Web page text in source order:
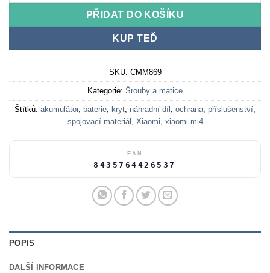
PŘIDAT DO KOŠÍKU
KUP TEĎ
SKU: CMM869
Kategorie: Šrouby a matice
Štítků: akumulátor, baterie, kryt, náhradní díl , ochrana, příslušenství,
spojovací materiál , Xiaomi, xiaomi mi4
EAN
8435764426537
POPIS
DALŠÍ INFORMACE